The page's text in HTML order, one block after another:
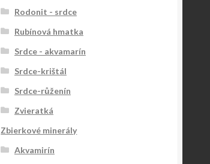
Rodonit - srdce
Rubínová hmatka
Srdce - akvamarín
Srdce-krištál
Srdce-růženín
Zvieratká
Zbierkové minerály
Akvamirín